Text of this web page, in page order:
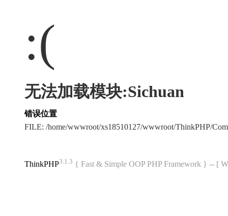
:(
无法加载模块:Sichuan
错误位置
FILE: /home/wwwroot/xs18510127/wwwroot/ThinkPHP/
ThinkPHP3.1.3 { Fast & Simple OOP PHP Framework } -- [